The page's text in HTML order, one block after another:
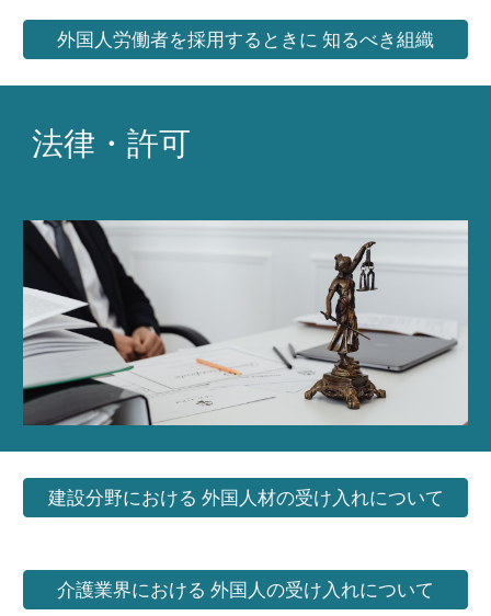
外国人労働者を採用するときに 知るべき組織
法律・許可
建設分野における 外国人材の受け入れについて
介護業界における 外国人の受け入れについて